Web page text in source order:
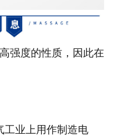
避雷产品模具
石墨原料
强度的性质，因此在
业上用作制造电